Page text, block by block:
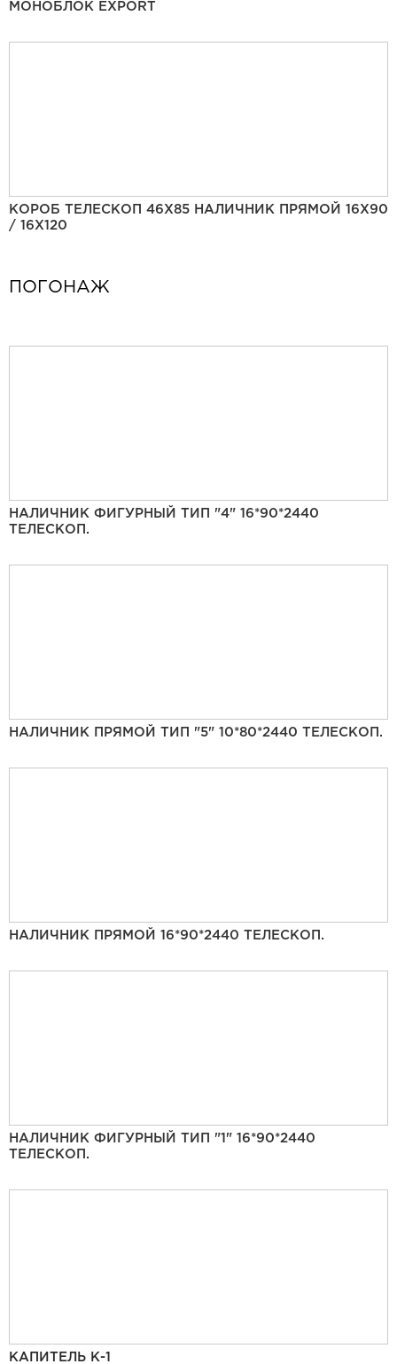
МОНОБЛОК EXPORT
КОРОБ ТЕЛЕСКОП 46Х85 НАЛИЧНИК ПРЯМОЙ 16Х90
/ 16Х120
ПОГОНАЖ
НАЛИЧНИК ФИГУРНЫЙ ТИП "4" 16*90*2440
ТЕЛЕСКОП.
НАЛИЧНИК ПРЯМОЙ ТИП "5" 10*80*2440 ТЕЛЕСКОП.
НАЛИЧНИК ПРЯМОЙ 16*90*2440 ТЕЛЕСКОП.
НАЛИЧНИК ФИГУРНЫЙ ТИП "1" 16*90*2440
ТЕЛЕСКОП.
КАПИТЕЛЬ К-1